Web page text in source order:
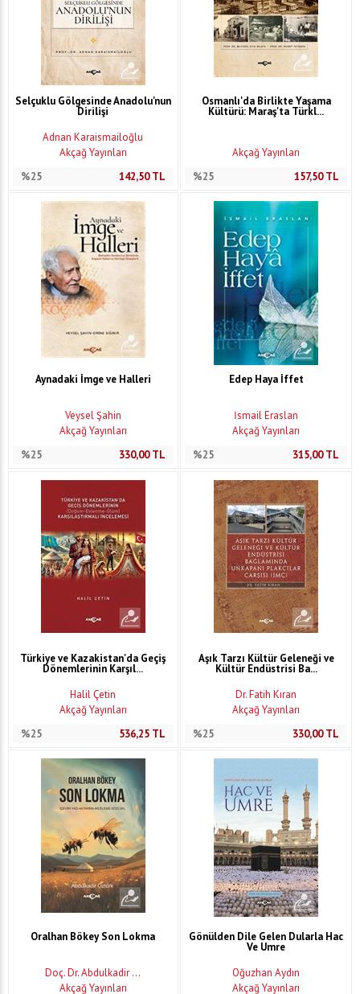
Selçuklu Gölgesinde Anadolu'nun
Dirilişi
Adnan Karaismailoğlu
Akçağ Yayınları
%25
142,50TL
Osmanlı'da Birlikte Yaşama
Kültürü: Maraş'ta Türkl...
Akçağ Yayınları
%25
157,50TL
Aynadaki İmge ve Halleri
Veysel Şahin
Akçağ Yayınları
%25
330,00TL
Edep Haya İffet
İsmail Eraslan
Akçağ Yayınları
%25
315,00TL
Türkiye ve Kazakistan'da Geçiş
Dönemlerinin Karşıl...
Halil Çetin
Akçağ Yayınları
%25
536,25TL
Aşık Tarzı Kültür Geleneği ve
Kültür Endüstrisi Ba...
Dr. Fatih Kıran
Akçağ Yayınları
%25
330,00TL
Oralhan Bökey Son Lokma
Doç. Dr. Abdulkadir ...
Akçağ Yayınları
Gönülden Dile Gelen Dularla Hac
Ve Umre
Oğuzhan Aydın
Akçağ Yayınları